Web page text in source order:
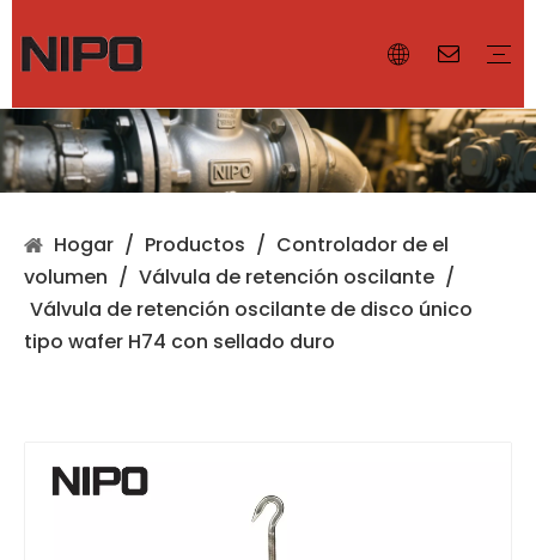
Hogar / Productos / Controlador de el
volumen / Válvula de retención oscilante /
Válvula de retención oscilante de disco único
tipo wafer H74 con sellado duro